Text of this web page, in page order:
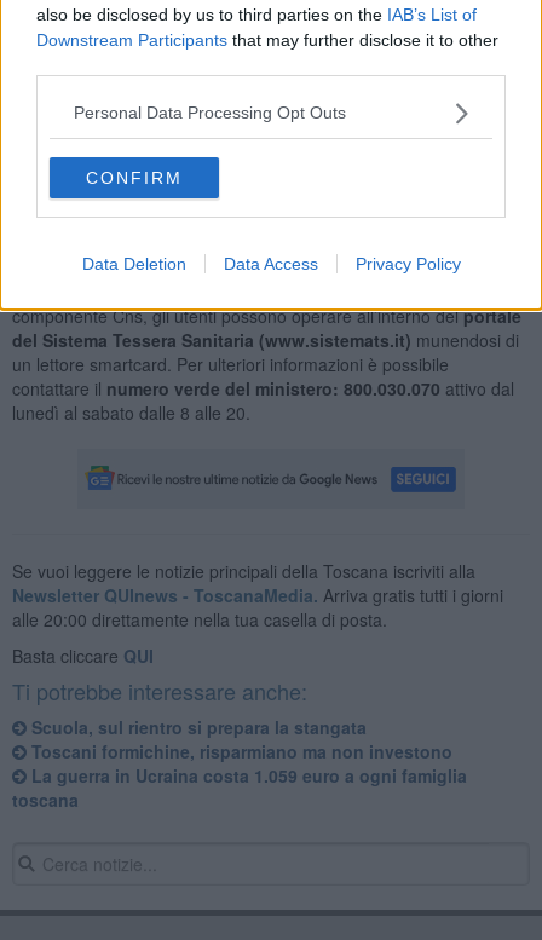
also be disclosed by us to third parties on the IAB’s List of
Downstream Participants that may further disclose it to other
Personal Data Processing Opt Outs
CONFIRM
Data Deletion Data Access Privacy Policy
Nazionale dei Servizi (Cns), versione evoluta della tradizionale
tessera sanitaria, rendendo impossibile l'uso dei totem o l'accesso,
tramite lettore di smartcard ai servizi come il Fascicolo Sanitario
Elettronico. La soluzione c'è:
dotata di microchip il cui software però andrà aggiornato carta per
A spiegare la procedura è la Asl Toscana sud est. Per allungare la
componente Cns, gli utenti possono operare all’interno delportale
del Sistema Tessera Sanitaria (www.sistemats.it) munendosi di
un lettore smartcard. Per ulteriori informazioni è possibile
contattare il numero verde del ministero: 800.030.070 attivo dal
lunedì al sabato dalle 8 alle 20.
Se vuoi leggere le notizie principali della Toscana iscriviti alla
Newsletter QUInews - ToscanaMedia. Arriva gratis tutti i giorni
alle 20:00 direttamente nella tua casella di posta.
Basta cliccare QUI
Ti potrebbe interessare anche:
Scuola, sul rientro si prepara la stangata
Toscani formichine, risparmiano ma non investono
La guerra in Ucraina costa 1.059 euro a ogni famiglia
toscana